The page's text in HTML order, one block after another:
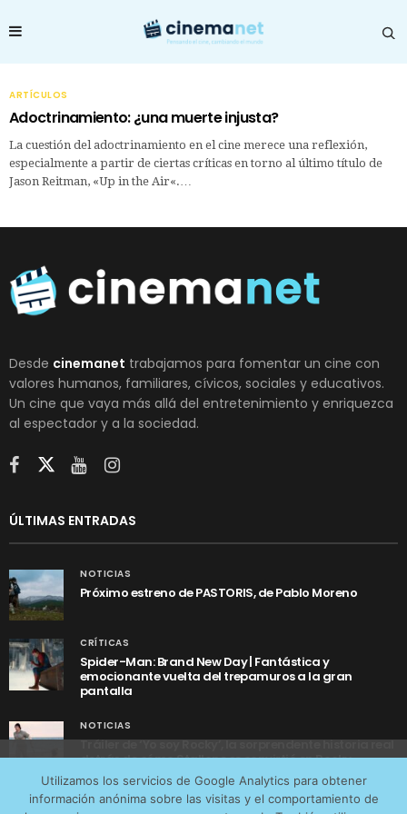
ARTÍCULOS
Adoctrinamiento: ¿una muerte injusta?
La cuestión del adoctrinamiento en el cine merece una reflexión,
especialmente a partir de ciertas críticas en torno al último título de
Jason Reitman, «Up in the Air«.…
Desde cinemanet trabajamos para fomentar un cine con
valores humanos, familiares, cívicos, sociales y educativos.
Un cine que vaya más allá del entretenimiento y enriquezca
al espectador y a la sociedad.
ÚLTIMAS ENTRADAS
NOTICIAS
Próximo estreno de PASTORIS, de Pablo Moreno
CRÍTICAS
Spider-Man: Brand New Day | Fantástica y
emocionante vuelta del trepamuros a la gran
pantalla
NOTICIAS
Tráiler de ‘Yo soy Rocky’, la sorprendente historia real
detrás de cómo Stallone se convirtió en Rocky
Utilizamos los servicios de Google Analytics para obtener
información anónima sobre las visitas y el comportamiento de
tráfico web que recibimos y conocer los servicios que